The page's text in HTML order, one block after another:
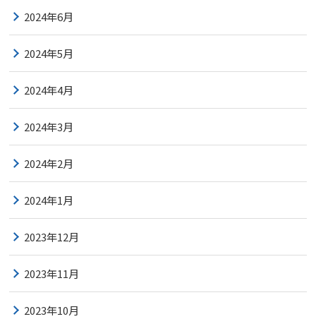
2024年6月
2024年5月
2024年4月
2024年3月
2024年2月
2024年1月
2023年12月
2023年11月
2023年10月